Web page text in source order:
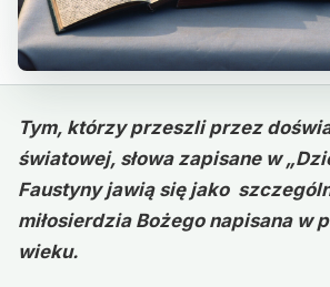
Tym, którzy przeszli przez
światowej, słowa zapisane w
Faustyny jawią się jako
miłosierdzia Bożego napisana w
wieku.